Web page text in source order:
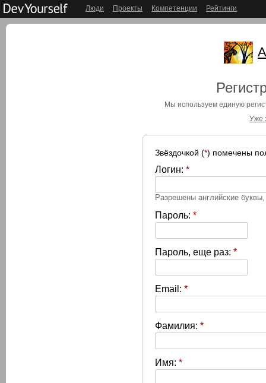
Люди Проекты Компетенции Рейтинги
Мы используем единую
Уже
Звёздочкой (*) помечены
Логин: *
Разрешены английские
Пароль: *
Пароль, еще раз: *
Email: *
Фамилия: *
Имя: *